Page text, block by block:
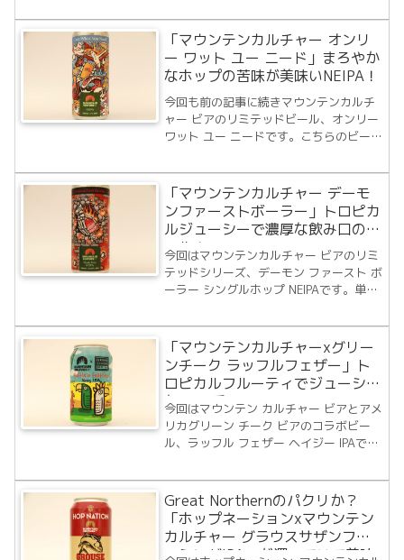
が持てますね〜。ビール詳細MOUNTAIN
CULTURE BEER CO. : RIZZ OAT CRE...
「マウンテンカルチャー オンリ
ー ワット ユー ニード」まろやか
なホップの苦味が美味いNEIPA！
今回も前の記事に続きマウンテンカルチ
ャー ビアのリミテッドビール、オンリー
ワット ユー ニードです。こちらのビール
つかミックスして使用されています。さ
て、いったいどんな味わいなのでしょう
か、早速飲んでみることにしましょう。
ビー...
「マウンテンカルチャー デーモ
ンファーストボーラー」トロピカ
ルジューシーで濃厚な飲み口のビ
ール！
今回はマウンテンカルチャー ビアのリミ
テッドシリーズ、デーモン ファースト ボ
ーラー シングルホップ NEIPAです。単一
ール、作り手の腕が試されるだけに飲む
方も楽しみです。では、早速飲んでみま
しょう。ビール詳細MOUNTAIN...
「マウンテンカルチャーxグリー
ンチーク ラッフルフェザー」ト
ロピカルフルーティでジューシー
なHazy系IPA！
今回はマウンテン カルチャー ビアとアメ
リカグリーン チーク ビアのコラボビー
ル、ラッフル フェザー ヘイジー IPAで
るマウンテンカルチャービア。そんなブ
リュワリーが太平洋を挟んだ北半球にあ
るアメリカのブリュワリーとコラボし
た...
Great Northernのパクリか？
「ホップネーションxマウンテン
カルチャー グラウスサザンフィ
ッシングIPA」が濁っていて美味